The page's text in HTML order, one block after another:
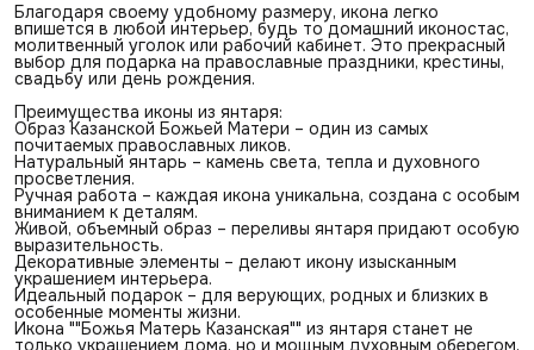
Благодаря своему удобному размеру, икона легко
впишется в любой интерьер, будь то домашний иконостас,
молитвенный уголок или рабочий кабинет. Это прекрасный
выбор для подарка на православные праздники, крестины,
свадьбу или день рождения.
Преимущества иконы из янтаря:
Образ Казанской Божьей Матери – один из самых
почитаемых православных ликов.
Натуральный янтарь – камень света, тепла и духовного
просветления.
Ручная работа – каждая икона уникальна, создана с особым
вниманием к деталям.
Живой, объемный образ – переливы янтаря придают особую
выразительность.
Декоративные элементы – делают икону изысканным
украшением интерьера.
Идеальный подарок – для верующих, родных и близких в
особенные моменты жизни.
Икона ""Божья Матерь Казанская"" из янтаря станет не
только украшением дома, но и мощным духовным оберегом,